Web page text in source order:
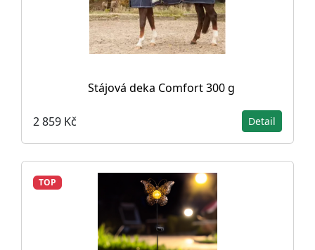
Stájová deka Comfort 300 g
2 859 Kč Detail
TOP